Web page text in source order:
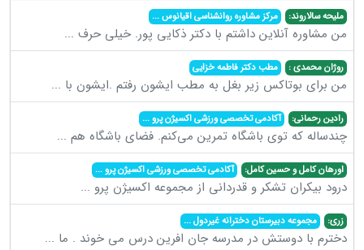
ملیحه سالاروند: مرکز مشاوره روانشناسی اقیانوس...
من مشاوره آنلاین داشتم با دکتر ذکایی پور. خیلی حرف ...
روژان محمدی : مطب دکتر فاطمه خزایی
من برای بوتاکس زیر بغل به مطب ایشون رفتم .ایشون با ...
رادین رحمانی: آکادمی تخصصی ورزشی اکسیژن پرو...
چندساله که توی باشگاه تمرین می‌کنم. فضای باشگاه هم ...
اورهان کامل و حسین کامل: آکادمی تخصصی ورزشی اکسیژن پرو...
درود بیکران تشکر و قدردانی از مجموعه اکسیژن پرو ...
زری: مجموعه دبیرستان دخترانه غیردول...
دخترم با دوستش در مدرسه جان افرین درس می خوند . ما ...